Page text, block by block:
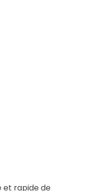
et rapide de